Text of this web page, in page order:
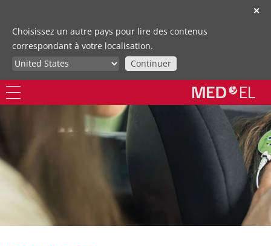
✕
Choisissez un autre pays pour lire des contenus
correspondant à votre localisation.
Continuer